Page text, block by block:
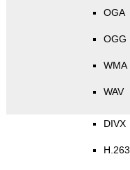
OGA
OGG
WMA
WAV
DIVX
H.263